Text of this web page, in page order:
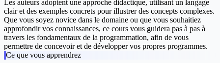
Les auteurs adoptent une approche didactique, utilisant un langage
clair et des exemples concrets pour illustrer des concepts complexes.
Que vous soyez novice dans le domaine ou que vous souhaitiez
approfondir vos connaissances, ce cours vous guidera pas à pas à
travers les fondamentaux de la programmation, afin de vous
permettre de concevoir et de développer vos propres programmes.
Ce que vous apprendrez